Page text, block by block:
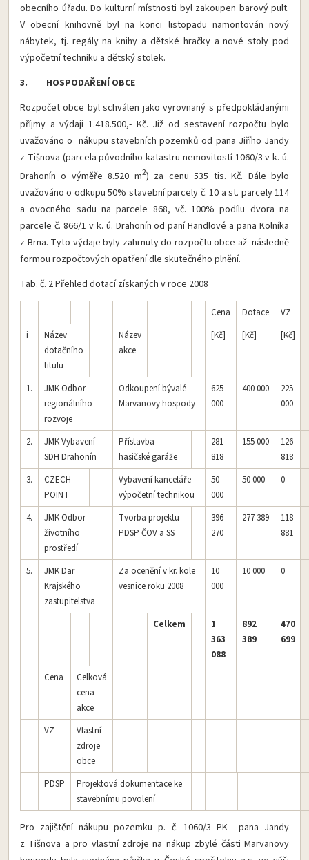
obecního úřadu. Do kulturní místnosti byl zakoupen barový pult.
V obecní knihovně byl na konci listopadu namontován nový
nábytek, tj. regály na knihy a dětské hračky a nové stoly pod
výpočetní techniku a dětský stolek.
3. HOSPODAŘENÍ OBCE
Rozpočet obce byl schválen jako vyrovnaný s předpokládanými
příjmy a výdaji 1.418.500,- Kč. Již od sestavení rozpočtu bylo
uvažováno o nákupu stavebních pozemků od pana Jiřího Jandy
z Tišnova (parcela původního katastru nemovitostí 1060/3 v k. ú.
Drahonín o výměře 8.520 m2) za cenu 535 tis. Kč. Dále bylo
uvažováno o odkupu 50% stavební parcely č. 10 a st. parcely 114
a ovocného sadu na parcele 868, vč. 100% podílu dvora na
parcele č. 866/1 v k. ú. Drahonín od paní Handlové a pana Kolníka
z Brna. Tyto výdaje byly zahrnuty do rozpočtu obce až následně
formou rozpočtových opatření dle skutečného plnění.
Tab. č. 2 Přehled dotací získaných v roce 2008
Cena Dotace
VZ
i
Název
dotačního
titulu
Název
akce
[Kč] [Kč] [Kč]
1.
JMK Odbor
regionálního
rozvoje
Odkoupení bývalé
Marvanovy hospody
625
000
400 000
225
000
2.
JMK Vybavení
SDH Drahonín
Přístavba
hasičské garáže
281
818
155 000
126
818
3.
CZECH
POINT
Vybavení kanceláře
výpočetní technikou
50
000
50 000 0
4.
JMK Odbor
životního
prostředí
Tvorba projektu
PDSP ČOV a SS
396
270
277 389
118
881
5.
JMK Dar
Krajského
zastupitelstva
Za ocenění v kr. kole
vesnice roku 2008
10
000
10 000 0
Celkem
1
363
088
892
389
470
699
Cena
Celková
cena
akce
VZ
Vlastní
zdroje
obce
PDSP
Projektová dokumentace ke
stavebnímu povolení
Pro zajištění nákupu pozemku p. č. 1060/3 PK pana Jandy
z Tišnova a pro vlastní zdroje na nákup zbylé části Marvanovy